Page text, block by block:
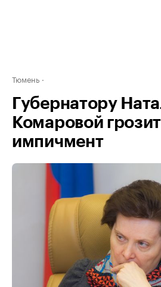
Тюмень
Губернатору
Комаровой грозит
импичмент